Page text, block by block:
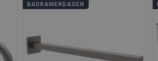
BADKAMERDAGEN